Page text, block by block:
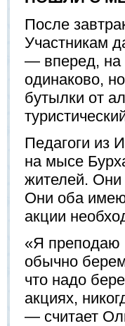
После
Участникам
— вперед, на
одинаково,
бутылки от
Педагоги из
на мысе
жителей. Они
Они оба
акции
«Я преподаю
обычно
что надо
акциях,
— считает